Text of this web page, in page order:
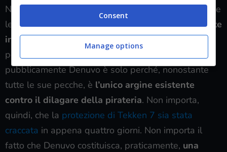
Nonostante sia nostro dovere sottolineare che anche
le versioni più recenti di Denuvo siano statecraccate
in tempi record, le parole di cui sopra hanno un
peso specifico enorme. Se Square Enix ringrazia
pubblicamente Denuvo è solo perché, nonostante
tutte le sue pecche, è l’unico argine esistente
contro il dilagare della pirateria. Non importa,
quindi, che la protezione di Tekken 7 sia stata
craccata in appena quattro giorni. Non importa il
fatto che Denuvo costituisca, praticamente, una
Consent
Manage options